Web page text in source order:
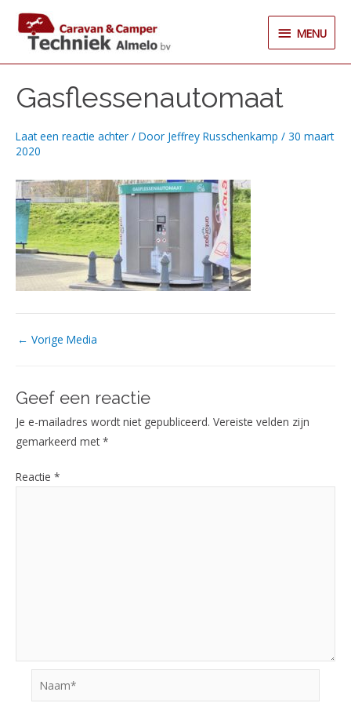
naar
inhoud
MENU
MENU
Gasflessenautomaat
Laat een reactie achter / Door Jeffrey Russchenkamp / 30 maart
2020
← Vorige Media
Geef een reactie
Je e-mailadres wordt niet gepubliceerd. Vereiste velden zijn
gemarkeerd met*
Reactie *